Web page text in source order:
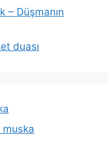
– Düşmanın
duası